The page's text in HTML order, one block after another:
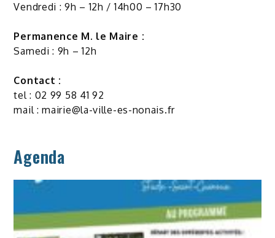
Vendredi : 9h – 12h / 14h00 – 17h30
Permanence M. le Maire :
Samedi : 9h – 12h
Contact :
tel : 02 99 58 41 92
mail :mairie@la-ville-es-nonais.fr
Agenda